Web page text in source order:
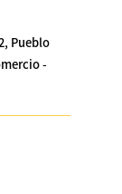
Pueblo
-